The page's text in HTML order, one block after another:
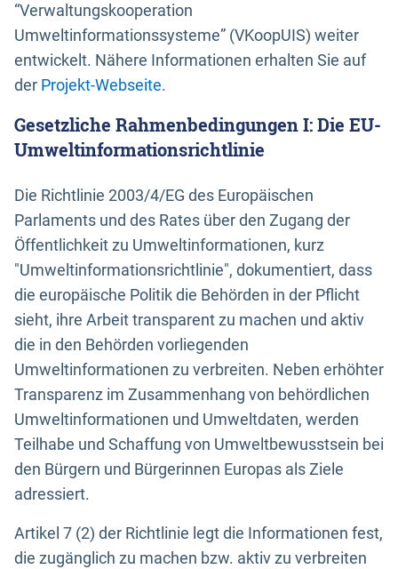
“Verwaltungskooperation
Umweltinformationssysteme” (VKoopUIS) weiter
entwickelt. Nähere Informationen erhalten Sie auf
der Projekt-Webseite.
Gesetzliche Rahmenbedingungen I: Die EU-
Umweltinformationsrichtlinie
Die Richtlinie 2003/4/EG des Europäischen
Parlaments und des Rates über den Zugang der
Öffentlichkeit zu Umweltinformationen, kurz
"Umweltinformationsrichtlinie", dokumentiert, dass
die europäische Politik die Behörden in der Pflicht
sieht, ihre Arbeit transparent zu machen und aktiv
die in den Behörden vorliegenden
Umweltinformationen zu verbreiten. Neben erhöhter
Transparenz im Zusammenhang von behördlichen
Umweltinformationen und Umweltdaten, werden
Teilhabe und Schaffung von Umweltbewusstsein bei
den Bürgern und Bürgerinnen Europas als Ziele
adressiert.
Artikel 7 (2) der Richtlinie legt die Informationen fest,
die zugänglich zu machen bzw. aktiv zu verbreiten